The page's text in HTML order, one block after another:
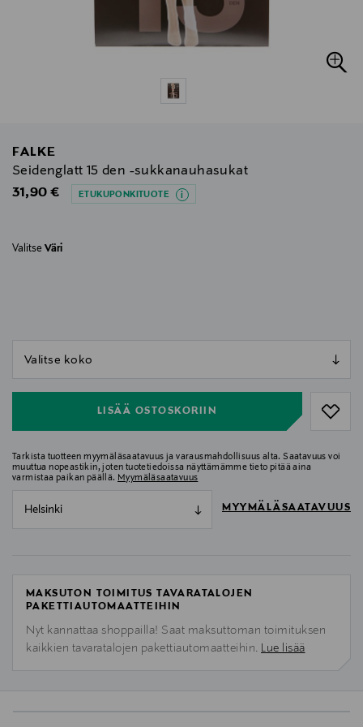
FALKE
Seidenglatt 15 den -sukkanauhasukat
Original Price
31,90 € ETUKUPONKITUOTE
Valitse Väri
LISÄÄ OSTOSKORIIN
Tarkista tuotteen myymäläsaatavuus ja varausmahdollisuus alta. Saatavuus voi
muuttua nopeastikin, joten tuotetiedoissa näyttämämme tieto pitää aina
varmistaa paikan päällä. Myymäläsaatavuus
Helsinki MYYMÄLÄSAATAVUUS
MAKSUTON TOIMITUS TAVARATALOJEN
PAKETTIAUTOMAATTEIHIN
Nyt kannattaa shoppailla! Saat maksuttoman toimituksen
kaikkien tavaratalojen pakettiautomaatteihin. Lue lisää